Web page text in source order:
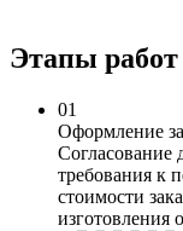
Этапы работ
01
Оформление
Согласование
требования к
стоимости